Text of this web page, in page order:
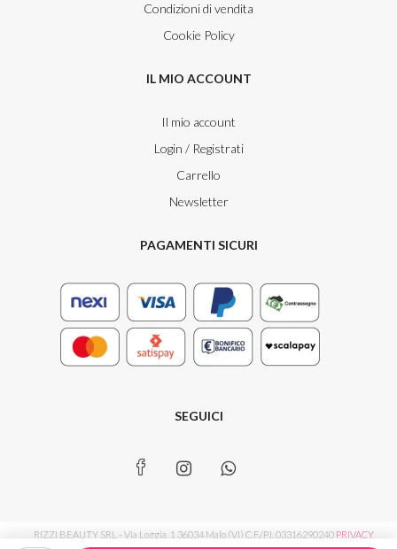
Condizioni di vendita
Cookie Policy
IL MIO ACCOUNT
Il mio account
Login / Registrati
Carrello
Newsletter
PAGAMENTI SICURI
SEGUICI
RIZZI BEAUTY SRL - Via Loggia, 1 36034 Malo (VI) C.F./P.I. 03316290240 PRIVACY